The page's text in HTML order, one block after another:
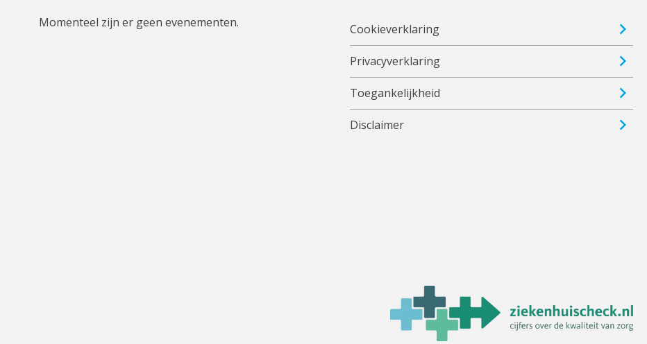
Momenteel zijn er geen evenementen. Cookieverklaring
Privacyverklaring
Toegankelijkheid
Disclaimer